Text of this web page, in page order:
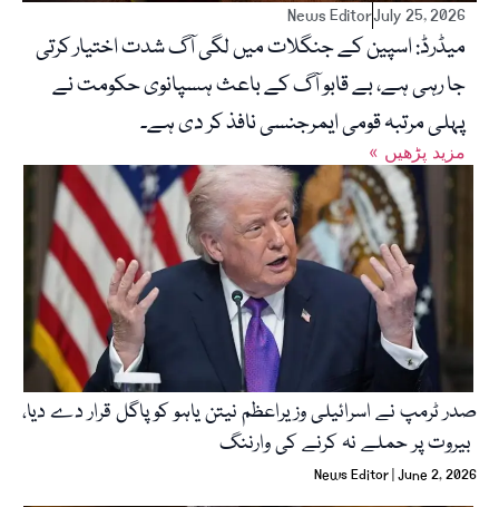
News EditorJuly 25, 2026
میڈرڈ: اسپین کے جنگلات میں لگی آگ شدت اختیار کرتی
جا رہی ہے، بے قابو آگ کے باعث ہسپانوی حکومت نے
پہلی مرتبہ قومی ایمرجنسی نافذ کر دی ہے۔
« مزید پڑھیں
صدر ٹرمپ نے اسرائیلی وزیراعظم نیتن یاہو کو پاگل قرار دے دیا،
بیروت پر حملے نہ کرنے کی وارننگ
News Editor June 2, 2026